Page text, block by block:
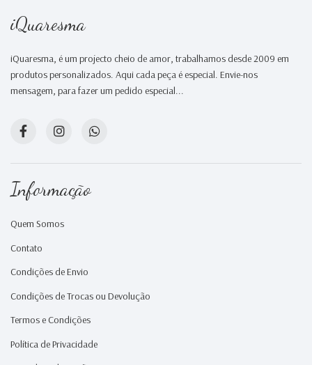
iQuaresma
iQuaresma, é um projecto cheio de amor, trabalhamos desde 2009 em
produtos personalizados. Aqui cada peça é especial. Envie-nos
mensagem, para fazer um pedido especial...
Informação
Quem Somos
Contato
Condições de Envio
Condições de Trocas ou Devolução
Termos e Condições
Política de Privacidade